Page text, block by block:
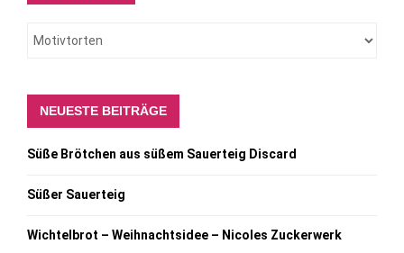
NEUESTE BEITRÄGE
Süße Brötchen aus süßem Sauerteig Discard
Süßer Sauerteig
Wichtelbrot – Weihnachtsidee – Nicoles Zuckerwerk